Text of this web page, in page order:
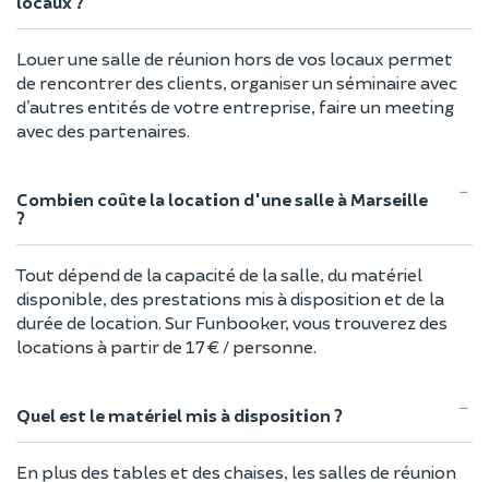
Louer une salle de réunion hors de vos locaux permet
de rencontrer des clients, organiser un séminaire avec
d’autres entités de votre entreprise, faire un meeting
avec des partenaires.
Combien coûte la location d'une salle à Marseille
?
Tout dépend de la capacité de la salle, du matériel
disponible, des prestations mis à disposition et de la
durée de location. Sur Funbooker, vous trouverez des
locations à partir de 17 € / personne.
Quel est le matériel mis à disposition ?
En plus des tables et des chaises, les salles de réunion